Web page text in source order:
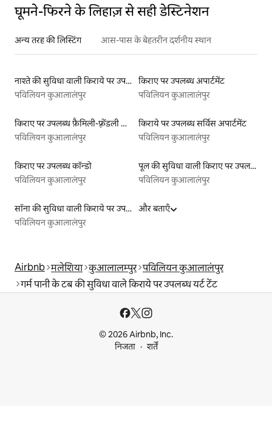
घूमने-फिरने के लिहाज़ से सही डेस्टिनेशन
अन्य तरह की लिस्टिंग आस-पास के बेहतरीन दर्शनीय स्थान
नाश्ते की सुविधा वाली किराये पर उपलब्ध लिस्टिंग
पविलियन कुआलालंपुर
किराए पर उपलब्ध अपार्टमेंट
पविलियन कुआलालंपुर
किराए पर उपलब्ध फ़ैमिली-फ़्रेंडली लिस्टिंग
पविलियन कुआलालंपुर
किराये पर उपलब्ध सर्विस अपार्टमेंट
पविलियन कुआलालंपुर
किराए पर उपलब्ध कॉन्डो
पविलियन कुआलालंपुर
पूल की सुविधा वाली किराए पर उपलब्ध लिस्टिंग
पविलियन कुआलालंपुर
सॉना की सुविधा वाली किराये पर उपलब्ध लिस्टिंग
पविलियन कुआलालंपुर
और बताएँ
Airbnb मलेशिया कुआलालम्पुर पविलियन कुआलालंपुर
गर्म पानी के टब की सुविधा वाले किराये पर उपलब्ध यर्ट टेंट
© 2026 Airbnb, Inc.
निजता
शर्तें